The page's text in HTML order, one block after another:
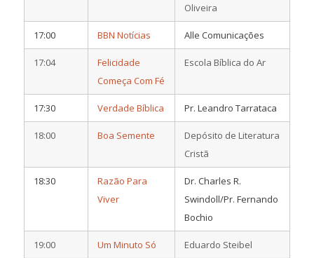
Oliveira
17:00 BBN Notícias Alle Comunicações
17:04
Felicidade
Começa Com Fé
Escola Bíblica do Ar
17:30 Verdade Bíblica Pr. Leandro Tarrataca
18:00 Boa Semente
Depósito de Literatura
Cristã
18:30
Razão Para
Viver
Dr. Charles R.
Swindoll/Pr. Fernando
Bochio
19:00 Um Minuto Só Eduardo Steibel